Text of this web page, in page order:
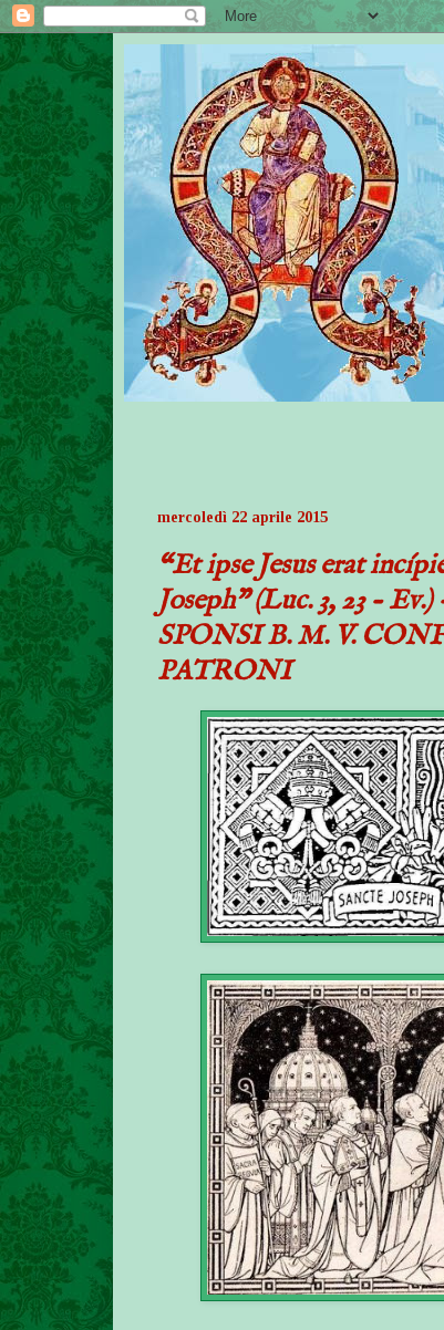
mercoledì 22 aprile 2015
“Et ipse Jesus erat
Joseph” (Luc. 3, 23 -
SPONSI B. M. V.
PATRONI